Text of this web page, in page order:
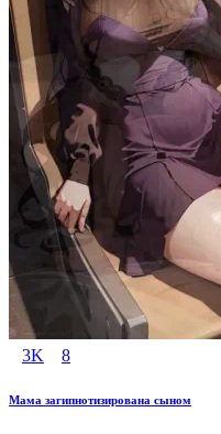
3K 8
Мама загипнотизирована сыном